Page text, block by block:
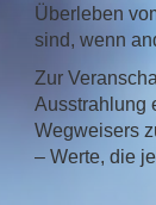
Überleben
sind, wenn
Zur
Ausstrahlung
Wegweisers
– Werte, die